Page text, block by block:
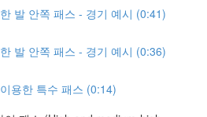
발 안쪽 패스 - 경기 예시 (0:41)
발 안쪽 패스 - 경기 예시 (0:36)
용한 특수 패스 (0:14)